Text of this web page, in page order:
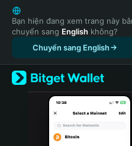
English
日本語
Tiếng Việt
Русский
Español (Latinoamérica)
Türkçe
Italiano
Bạn hiện đang xem trang này
chuyển sang English không?
Chuyển sang English